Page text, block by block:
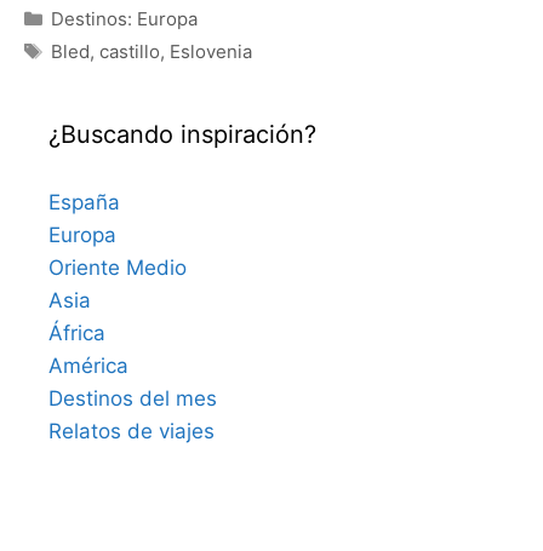
Categorías
Destinos: Europa
Etiquetas
Bled, castillo, Eslovenia
¿Buscando inspiración?
España
Europa
Oriente Medio
Asia
África
América
Destinos del mes
Relatos de viajes